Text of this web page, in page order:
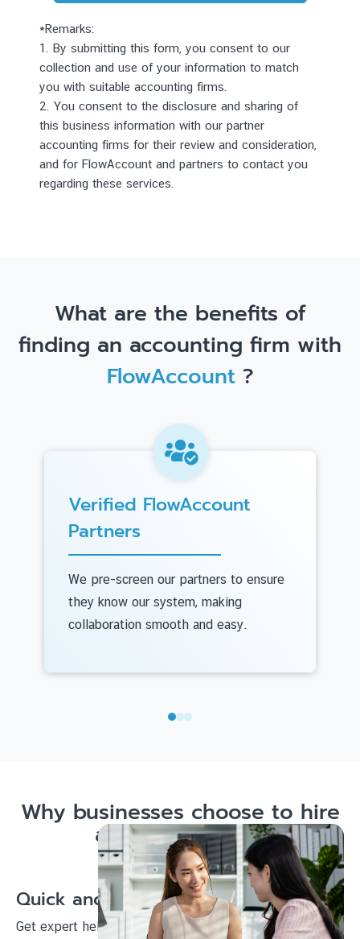
*Remarks:
1. By submitting this form, you consent to our
collection and use of your information to match
you with suitable accounting firms.
2. You consent to the disclosure and sharing of
this business information with our partner
accounting firms for their review and consideration,
and for FlowAccount and partners to contact you
regarding these services.
What are the benefits of
finding an accounting firm with
FlowAccount ?
Verified FlowAccount
Partners
We pre-screen our partners to ensure
they know our system, making
collaboration smooth and easy.
Why businesses choose to hire
accounting firms
Quick and easy accounting setup
Get expert help from day one without building an in-